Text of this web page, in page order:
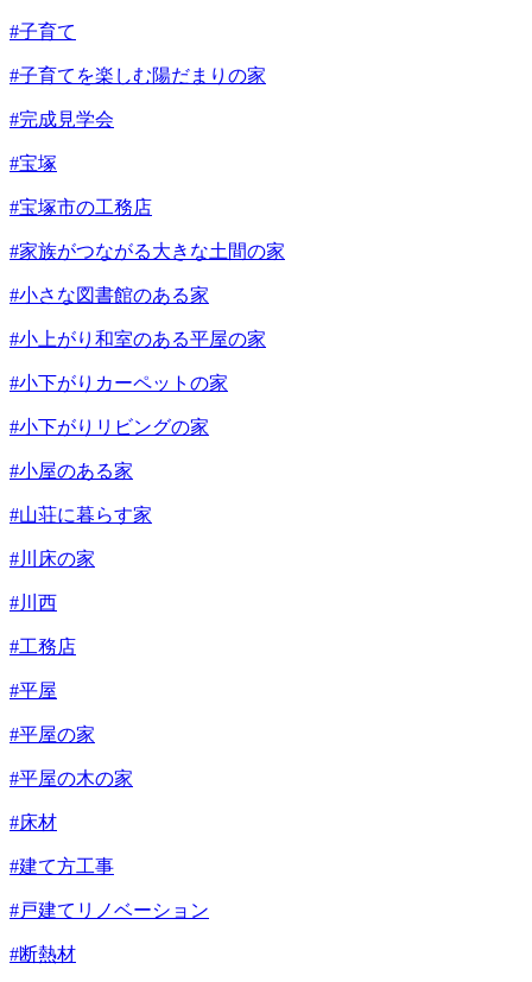
#子育て
#子育てを楽しむ陽だまりの家
#完成見学会
#宝塚
#宝塚市の工務店
#家族がつながる大きな土間の家
#小さな図書館のある家
#小上がり和室のある平屋の家
#小下がりカーペットの家
#小下がりリビングの家
#小屋のある家
#山荘に暮らす家
#川床の家
#川西
#工務店
#平屋
#平屋の家
#平屋の木の家
#床材
#建て方工事
#戸建てリノベーション
#断熱材